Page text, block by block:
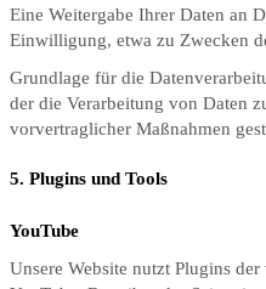
Eine Weitergabe Ihrer Daten an
Einwilligung, etwa zu Zwecken
Grundlage für die
der die Verarbeitung von Daten
vorvertraglicher Maßnahmen
5. Plugins und Tools
YouTube
Unsere Website nutzt Plugins